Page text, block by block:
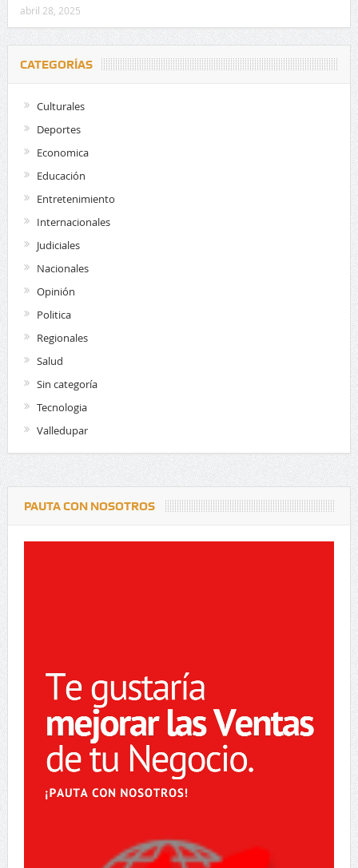
abril 28, 2025
CATEGORÍAS
Culturales
Deportes
Economica
Educación
Entretenimiento
Internacionales
Judiciales
Nacionales
Opinión
Politica
Regionales
Salud
Sin categoría
Tecnologia
Valledupar
PAUTA CON NOSOTROS